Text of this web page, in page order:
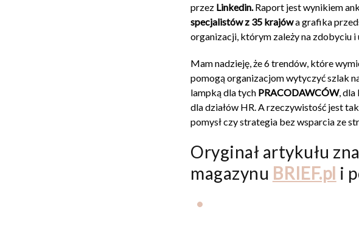
przez Linkedin. Raport jest wynikiem
specjalistów z 35 krajówa grafika
organizacji, którym zależy na zdobyciu
Mam nadzieję, że 6 trendów, które
pomogą organizacjom wytyczyć szlak
lampką dla tych PRACODAWCÓW, dla
dla działów HR. A rzeczywistość jest
pomysł czy strategia bez wsparcia ze
Oryginał artykułu
magazynu BRIEF.pl i